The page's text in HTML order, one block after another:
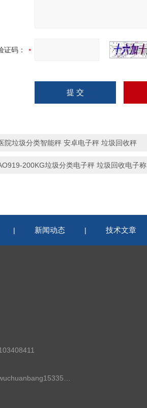
证码：
院垃圾分类智能秤 安卓电子秤 垃圾回收秤
200KG垃圾分类电子秤 垃圾回收电子称
| 新闻动态 | 技术文章